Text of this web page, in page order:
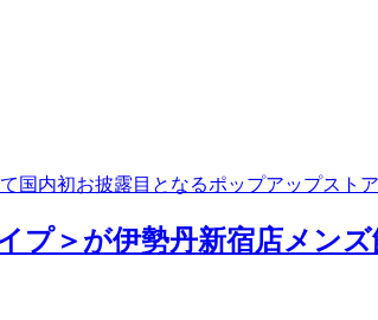
内初お披露目となるポップアップストア
プ＞が伊勢丹新宿店メン